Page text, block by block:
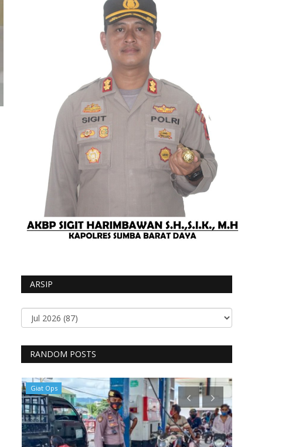
ARSIP
RANDOM POSTS
Giat Ops